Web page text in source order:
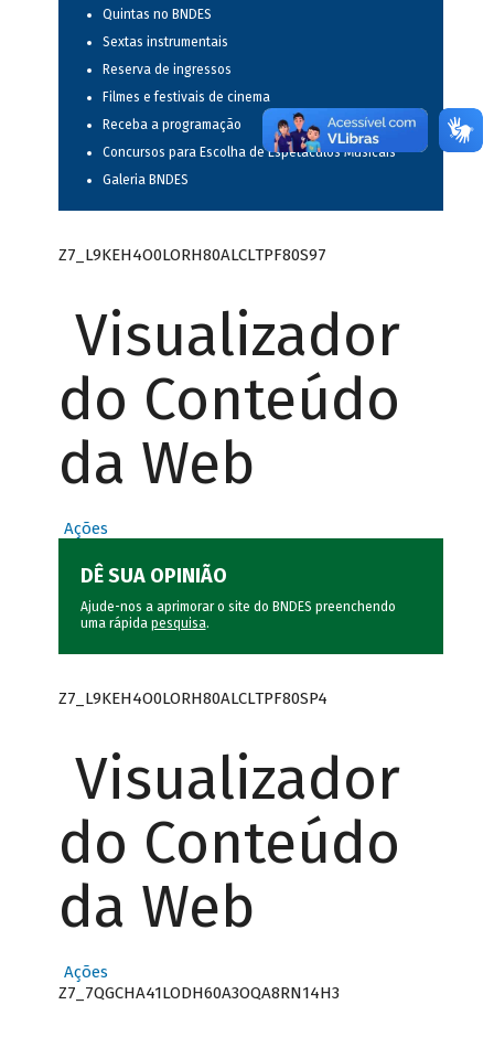
Quintas no BNDES
Sextas instrumentais
Reserva de ingressos
Filmes e festivais de cinema
Receba a programação
Concursos para Escolha de Espetáculos Musicais
Galeria BNDES
Z7_L9KEH4O0LORH80ALCLTPF80S97
Visualizador
do Conteúdo
da Web
Ações
DÊ SUA OPINIÃO
Ajude-nos a aprimorar o site do BNDES preenchendo
uma rápida pesquisa.
Z7_L9KEH4O0LORH80ALCLTPF80SP4
Visualizador
do Conteúdo
da Web
Ações
Z7_7QGCHA41LODH60A3OQA8RN14H3